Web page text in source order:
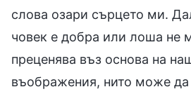
слова озари сърцето ми.
човек е добра или лоша не
преценява въз основа на
въображения, нито може да